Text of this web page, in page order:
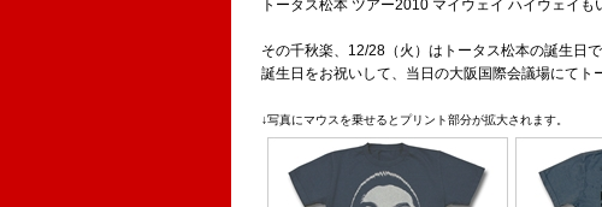
トータス松本 ツアー2010 マイウェイ ハイウェイ
その千秋楽、12/28（火）はトータス松本の誕生日で
誕生日をお祝いして、当日の大阪国際会議場にてト
↓写真にマウスを乗せるとプリント部分が拡大されます。